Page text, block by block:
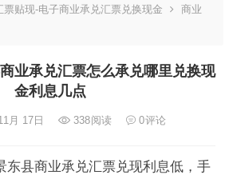
贴现-电子商业承兑汇票兑换现金
商业
业承兑汇票怎么承兑哪里兑换现
金利息几点
月 17日 338阅读 0评论
东县商业承兑汇票兑现利息低，手